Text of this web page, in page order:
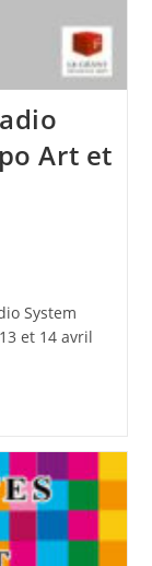
Art et
System
et 14 avril